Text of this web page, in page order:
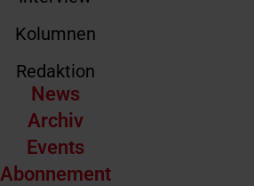
Kolumnen
Redaktion
News
Archiv
Events
Abonnement